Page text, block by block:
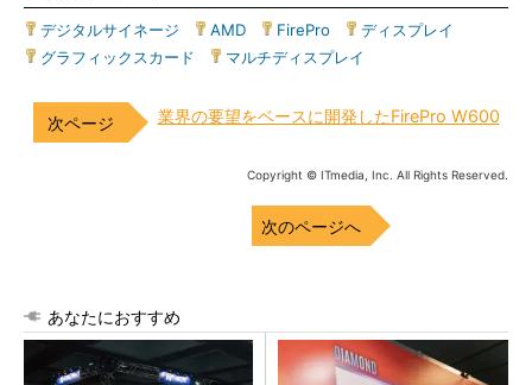
デジタルサイネージ AMD FirePro ディスプレイ
グラフィックスカード
マルチディスプレイ
業界の要望をベースに開発したFirePro W600
Copyright © ITmedia, Inc. All Rights Reserved.
次のページへ
あなたにおすすめ